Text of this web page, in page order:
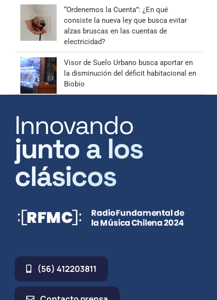
“Ordenemos la Cuenta”: ¿En qué
consiste la nueva ley que busca evitar
alzas bruscas en las cuentas de
electricidad?
Visor de Suelo Urbano busca aportar en
la disminución del déficit habitacional en
Biobío
Innovando
junto a los
clásicos
(56) 412203811